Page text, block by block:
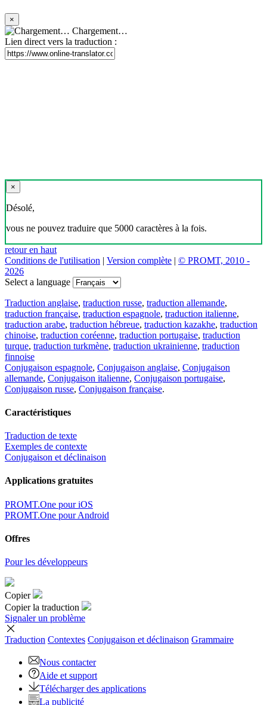
×
Chargement…
Lien direct vers la traduction :
×
Désolé,
vous ne pouvez traduire que 5000 caractères à la fois.
retour en haut
Conditions de l'utilisation | Version complète | © PROMT, 2010 -
2026
Select a language
Traduction anglaise, traduction russe, traduction allemande,
traduction française, traduction espagnole, traduction italienne,
traduction arabe, traduction hébreue, traduction kazakhe, traduction
chinoise, traduction coréenne, traduction portugaise, traduction
turque, traduction turkmène, traduction ukrainienne, traduction
finnoise
Conjugaison espagnole, Conjugaison anglaise, Conjugaison
allemande, Conjugaison italienne, Conjugaison portugaise,
Conjugaison russe, Conjugaison française.
Caractéristiques
Traduction de texte
Exemples de contexte
Conjugaison et déclinaison
Applications gratuites
PROMT.One pour iOS
PROMT.One pour Android
Offres
Pour les développeurs
Copier
Copier la traduction
Signaler un problème
Traduction Contextes Conjugaison et déclinaison Grammaire
Nous contacter
Aide et support
Télécharger des applications
La publicité